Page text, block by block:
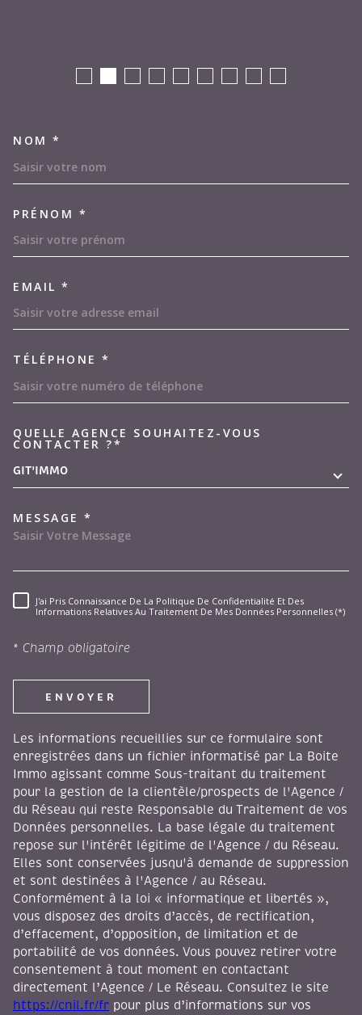
NOM *
PRÉNOM *
EMAIL *
TÉLÉPHONE *
QUELLE AGENCE SOUHAITEZ-VOUS
CONTACTER ?*
GIT'IMMO
MESSAGE *
RÈGLEMENTATION
J'ai Pris Connaissance De La Politique De Confidentialité Et Des
Informations Relatives Au Traitement De Mes Données Personnelles (*)
* Champ obligatoire
ENVOYER
Les informations recueillies sur ce formulaire sont
enregistrées dans un fichier informatisé par La Boite
Immo agissant comme Sous-traitant du traitement
pour la gestion de la clientèle/prospects de l'Agence /
du Réseau qui reste Responsable du Traitement de vos
Données personnelles. La base légale du traitement
repose sur l'intérêt légitime de l'Agence / du Réseau.
Elles sont conservées jusqu'à demande de suppression
et sont destinées à l'Agence / au Réseau.
Conformément à la loi « informatique et libertés »,
vous disposez des droits d’accès, de rectification,
d’effacement, d’opposition, de limitation et de
portabilité de vos données. Vous pouvez retirer votre
consentement à tout moment en contactant
directement l’Agence / Le Réseau. Consultez le site
https://cnil.fr/fr pour plus d’informations sur vos